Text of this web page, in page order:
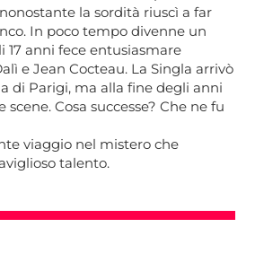
la sordità riuscì a far
In poco tempo divenne un
17 anni fece entusiasmare
e Jean Cocteau. La Singla arrivò
di Parigi, ma alla fine degli anni
scene. Cosa successe? Che ne fu
viaggio nel mistero che
talento.